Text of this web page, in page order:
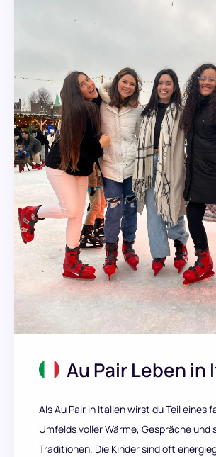
Au Pair Leben in
Als Au Pair in Italien wirst du Teil eines
Umfelds voller Wärme, Gespräche und
Traditionen. Die Kinder sind oft